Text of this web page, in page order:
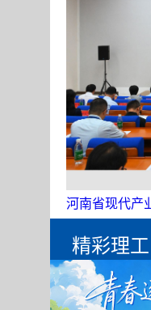
学校举行2026
精彩理工